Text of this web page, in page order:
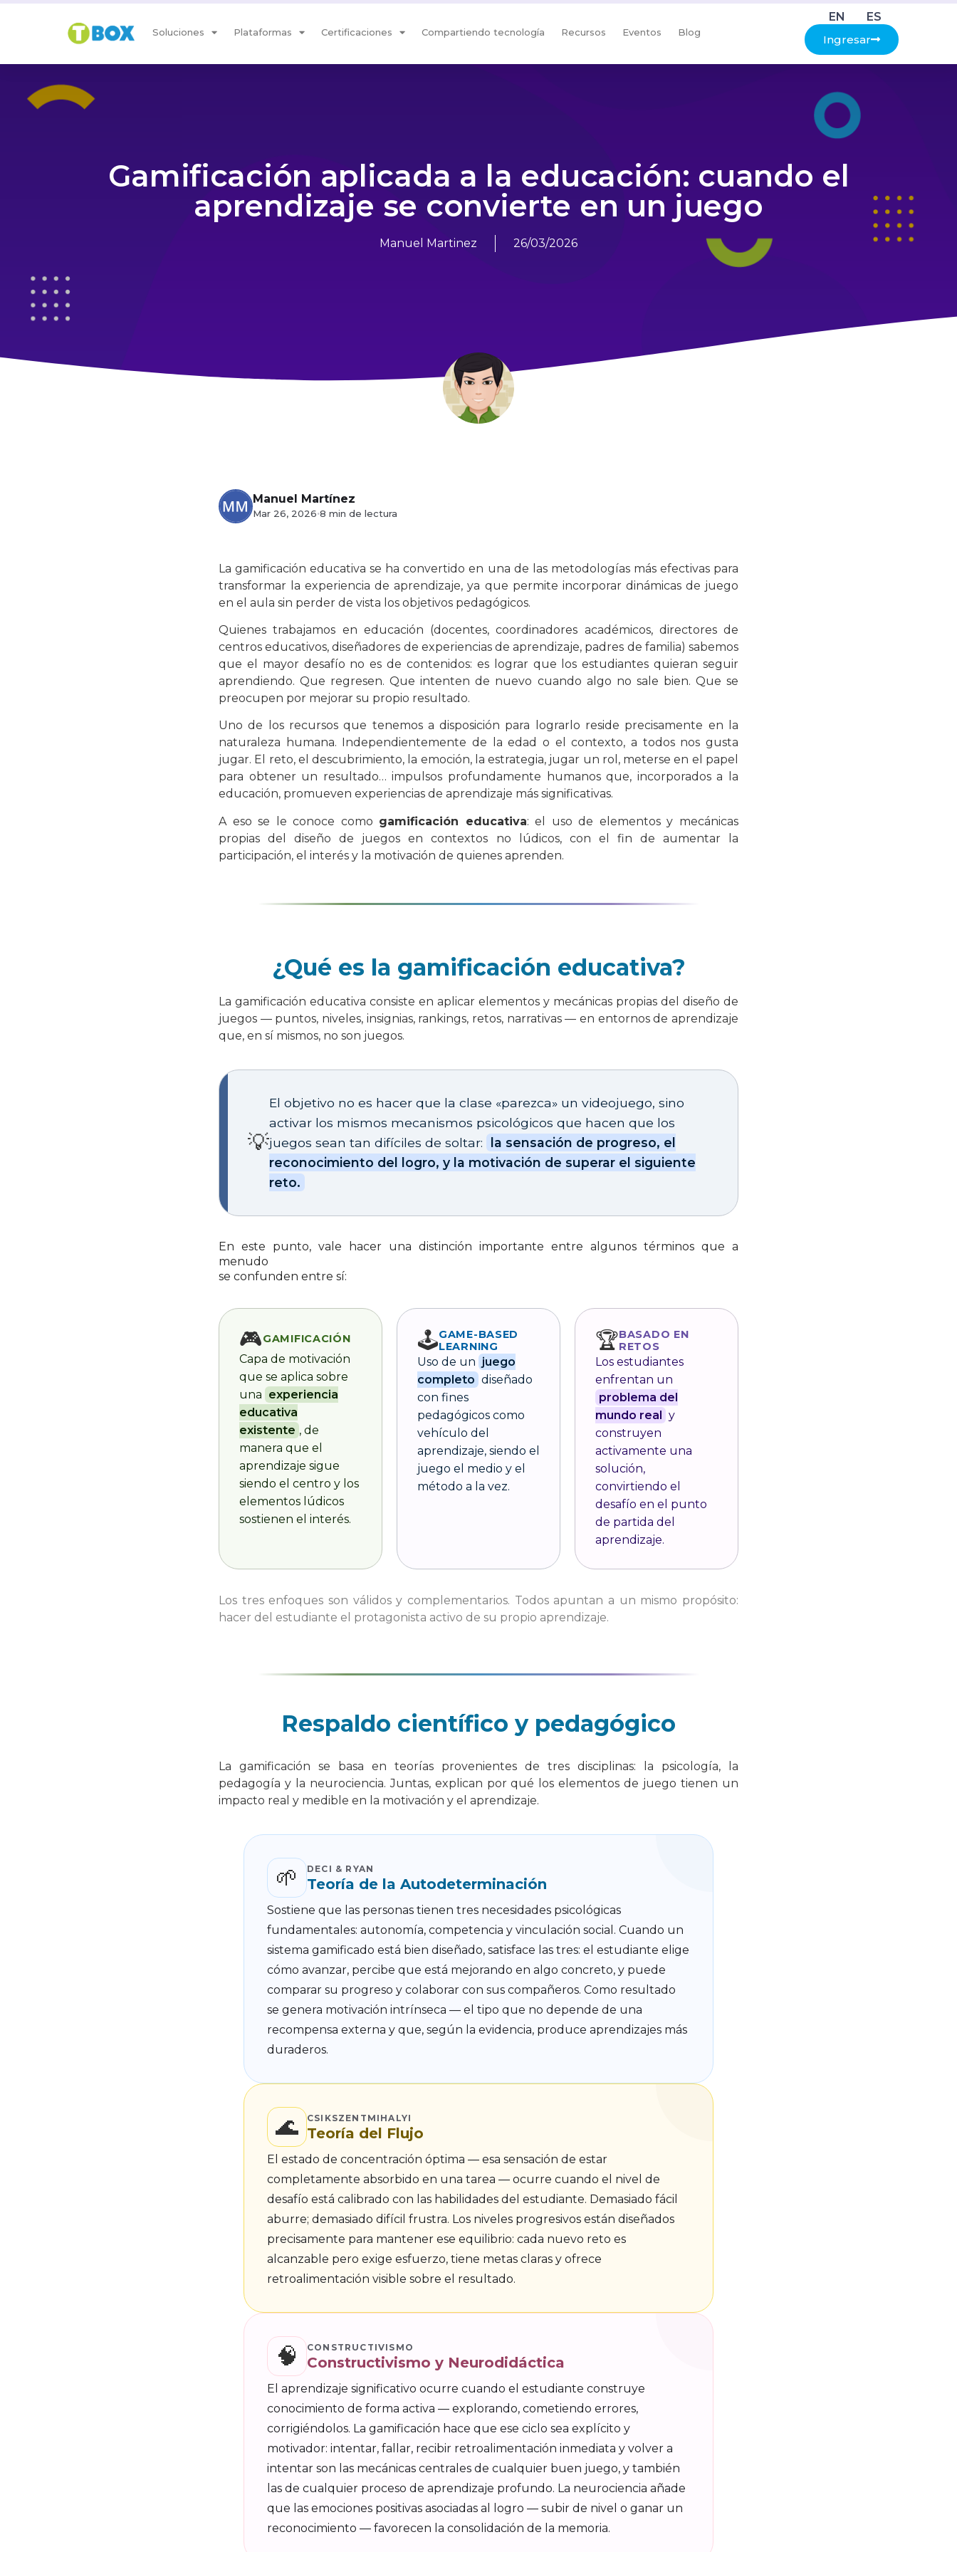
Soluciones Plataformas Certificaciones Compartiendo tecnología Recursos Eventos Blog
EN
ES
Ingresar
Gamificación aplicada a la educación: cuando el
aprendizaje se convierte en un juego
Manuel Martinez 26/03/2026
Manuel Martínez
Mar 26, 2026·8 min de lectura
La gamificación educativa se ha convertido en una de las metodologías más efectivas para
transformar la experiencia de aprendizaje, ya que permite incorporar dinámicas de juego
en el aula sin perder de vista los objetivos pedagógicos.
Quienes trabajamos en educación (docentes, coordinadores académicos, directores de
centros educativos, diseñadores de experiencias de aprendizaje, padres de familia) sabemos
que el mayor desafío no es de contenidos: es lograr que los estudiantes quieran seguir
aprendiendo. Que regresen. Que intenten de nuevo cuando algo no sale bien. Que se
preocupen por mejorar su propio resultado.
Uno de los recursos que tenemos a disposición para lograrlo reside precisamente en la
naturaleza humana. Independientemente de la edad o el contexto, a todos nos gusta
jugar. El reto, el descubrimiento, la emoción, la estrategia, jugar un rol, meterse en el papel
para obtener un resultado… impulsos profundamente humanos que, incorporados a la
educación, promueven experiencias de aprendizaje más significativas.
A eso se le conoce como gamificación educativa: el uso de elementos y mecánicas
propias del diseño de juegos en contextos no lúdicos, con el fin de aumentar la
participación, el interés y la motivación de quienes aprenden.
¿Qué es la gamificación educativa?
La gamificación educativa consiste en aplicar elementos y mecánicas propias del diseño de
juegos — puntos, niveles, insignias, rankings, retos, narrativas — en entornos de aprendizaje
que, en sí mismos, no son juegos.
💡
El objetivo no es hacer que la clase «parezca» un videojuego, sino
activar los mismos mecanismos psicológicos que hacen que los
juegos sean tan difíciles de soltar:
la sensación de progreso, el
reconocimiento del logro, y la motivación de superar el siguiente
reto.
En este punto, vale hacer una distinción importante entre algunos términos que a
menudo
se confunden entre sí:
🎮GAMIFICACIÓN
Capa de motivación
que se aplica sobre
una experiencia
educativa
existente , de
manera que el
aprendizaje sigue
siendo el centro y los
elementos lúdicos
sostienen el interés.
🕹️GAME-BASED
LEARNING
Uso de un juego
completo diseñado
con fines
pedagógicos como
vehículo del
aprendizaje, siendo el
juego el medio y el
método a la vez.
🏆BASADO EN
RETOS
Los estudiantes
enfrentan un
problema del
mundo real y
construyen
activamente una
solución,
convirtiendo el
desafío en el punto
de partida del
aprendizaje.
Los tres enfoques son válidos y complementarios. Todos apuntan a un mismo propósito:
hacer del estudiante el protagonista activo de su propio aprendizaje.
Respaldo científico y pedagógico
La gamificación se basa en teorías provenientes de tres disciplinas: la psicología, la
pedagogía y la neurociencia. Juntas, explican por qué los elementos de juego tienen un
impacto real y medible en la motivación y el aprendizaje.
🌱 DECI & RYAN
Teoría de la Autodeterminación
Sostiene que las personas tienen tres necesidades psicológicas
fundamentales: autonomía, competencia y vinculación social. Cuando un
sistema gamificado está bien diseñado, satisface las tres: el estudiante elige
cómo avanzar, percibe que está mejorando en algo concreto, y puede
comparar su progreso y colaborar con sus compañeros. Como resultado
se genera motivación intrínseca — el tipo que no depende de una
recompensa externa y que, según la evidencia, produce aprendizajes más
duraderos.
🌊 CSIKSZENTMIHALYI
Teoría del Flujo
El estado de concentración óptima — esa sensación de estar
completamente absorbido en una tarea — ocurre cuando el nivel de
desafío está calibrado con las habilidades del estudiante. Demasiado fácil
aburre; demasiado difícil frustra. Los niveles progresivos están diseñados
precisamente para mantener ese equilibrio: cada nuevo reto es
alcanzable pero exige esfuerzo, tiene metas claras y ofrece
retroalimentación visible sobre el resultado.
🧠 CONSTRUCTIVISMO
Constructivismo y Neurodidáctica
El aprendizaje significativo ocurre cuando el estudiante construye
conocimiento de forma activa — explorando, cometiendo errores,
corrigiéndolos. La gamificación hace que ese ciclo sea explícito y
motivador: intentar, fallar, recibir retroalimentación inmediata y volver a
intentar son las mecánicas centrales de cualquier buen juego, y también
las de cualquier proceso de aprendizaje profundo. La neurociencia añade
que las emociones positivas asociadas al logro — subir de nivel o ganar un
reconocimiento — favorecen la consolidación de la memoria.